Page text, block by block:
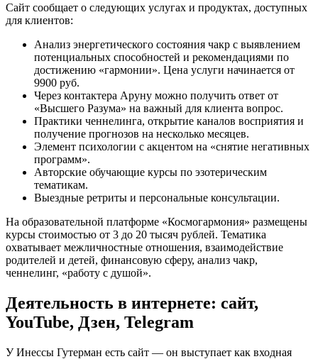
Сайт сообщает о следующих услугах и продуктах, доступных
для клиентов:
Анализ энергетического состояния чакр с выявлением
потенциальных способностей и рекомендациями по
достижению «гармонии». Цена услуги начинается от
9900 руб.
Через контактера Аруну можно получить ответ от
«Высшего Разума» на важный для клиента вопрос.
Практики ченнелинга, открытие каналов восприятия и
получение прогнозов на несколько месяцев.
Элемент психологии с акцентом на «снятие негативных
программ».
Авторские обучающие курсы по эзотерическим
тематикам.
Выездные ретриты и персональные консультации.
На образовательной платформе «Космогармония» размещены
курсы стоимостью от 3 до 20 тысяч рублей. Тематика
охватывает межличностные отношения, взаимодействие
родителей и детей, финансовую сферу, анализ чакр,
ченнелинг, «работу с душой».
Деятельность в интернете: сайт,
YouTube, Дзен, Telegram
У Инессы Гутерман есть сайт — он выступает как входная